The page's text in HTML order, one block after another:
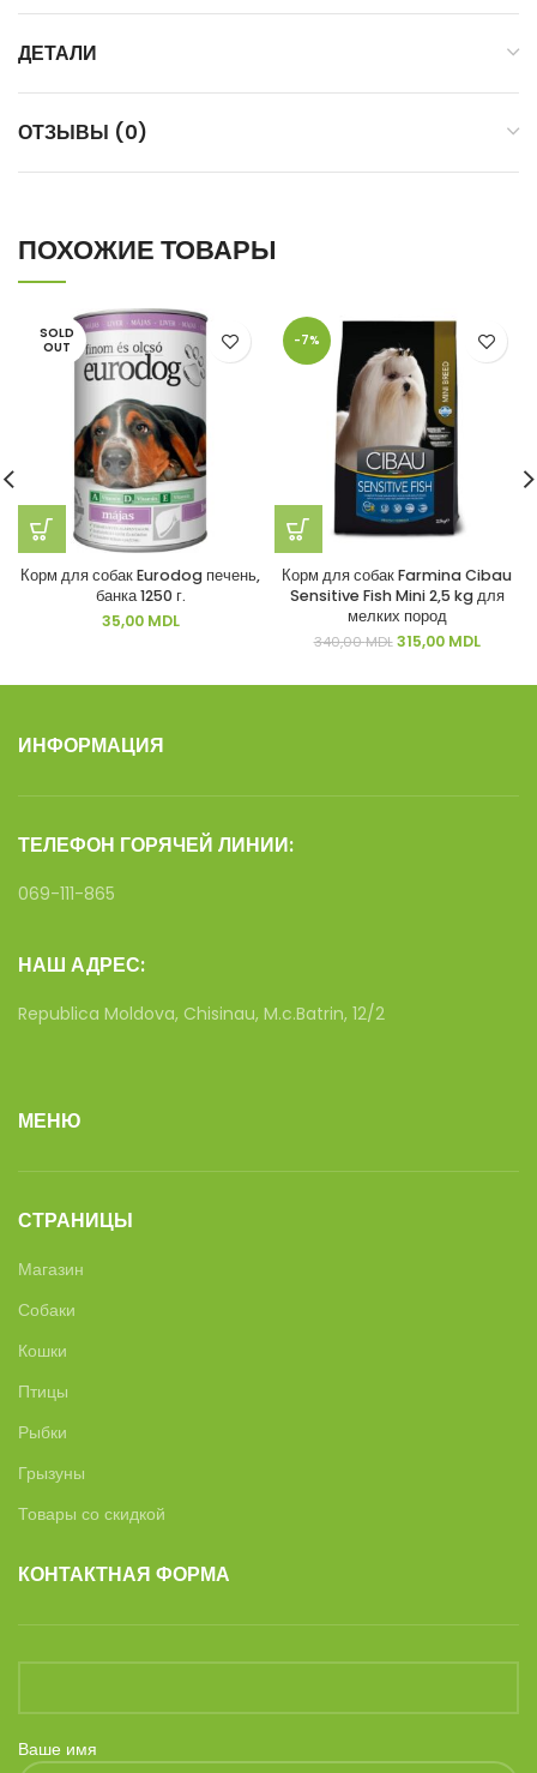
ДЕТАЛИ
ОТЗЫВЫ (0)
ПОХОЖИЕ ТОВАРЫ
SOLD
OUT
Корм для собак Eurodog печень,
банка 1250 г.
35,00 MDL
-7%
Корм для собак Farmina Cibau
Sensitive Fish Mini 2,5 kg для
мелких пород
340,00MDL Первоначальная
315,00 MDL
ИНФОРМАЦИЯ
ТЕЛЕФОН ГОРЯЧЕЙ ЛИНИИ:
069-111-865
НАШ АДРЕС:
Republica Moldova, Chisinau, M.c.Batrin, 12/2
МЕНЮ
СТРАНИЦЫ
Магазин
Собаки
Кошки
Птицы
Рыбки
Грызуны
Товары со скидкой
КОНТАКТНАЯ ФОРМА
Ваше имя